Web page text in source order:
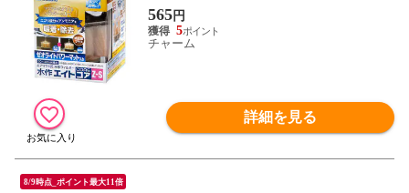
関東当日便
565円
5
チャーム
詳細を見る
8/9時点_ポイント最大11倍